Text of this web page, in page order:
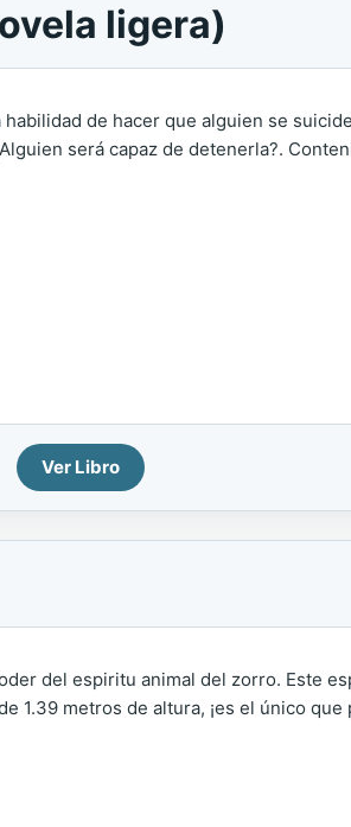
ligera)
de hacer que alguien se
será capaz de detenerla?.
Ver Libro
del espiritu animal del zorro. Este
1.39 metros de altura, ¡es el único